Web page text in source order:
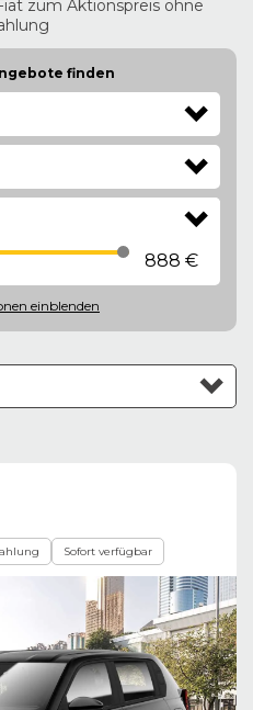
zum Aktionspreis ohne
finden
888 €
einblenden
aufsteigend
Sofort verfügbar